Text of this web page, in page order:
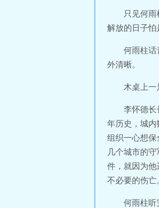
只见何
解放的日子怕
何雨柱话
外清晰。
木桌上一
李怀德长
年历史，城内
组织一心想
几个城市的
件，就因为
不必要的伤亡
何雨柱听